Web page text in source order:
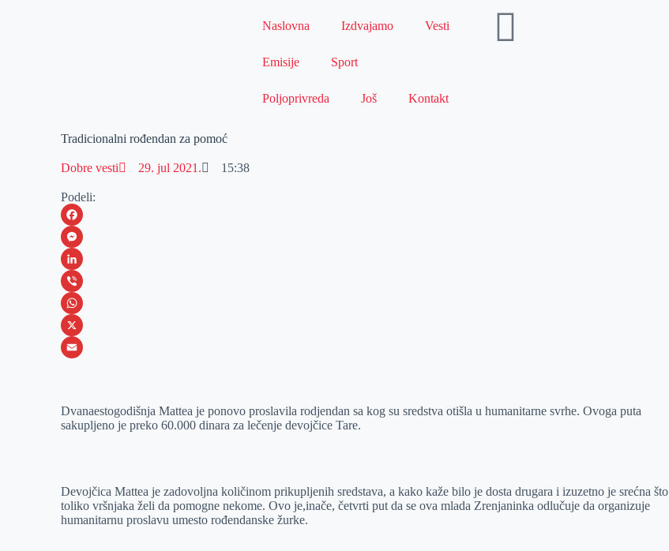
Naslovna Izdvajamo Vesti
Emisije Sport
Poljoprivreda Još Kontakt
Tradicionalni rođendan za pomoć
Dobre vesti 29. jul 2021. 15:38
Podeli:
F
a
c
e
b
o
M
e
s
s
e
e
L
i
n
k
I
V
i
b
W
h
s
X
a
Dvanaestogodišnja Mattea je ponovo proslavila rodjendan sa kog su sredstva otišla u humanitarne svrhe. Ovoga puta
sakupljeno je preko 60.000 dinara za lečenje devojčice Tare.
Devojčica Mattea je zadovoljna količinom prikupljenih sredstava, a kako kaže bilo je dosta drugara i izuzetno je srećna što
toliko vršnjaka želi da pomogne nekome. Ovo je,inače, četvrti put da se ova mlada Zrenjaninka odlučuje da organizuje
humanitarnu proslavu umesto rođendanske žurke.